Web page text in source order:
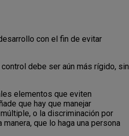
con el fin de evitar
debe ser aún más rígido, sin
elementos que eviten
que hay que manejar
o la discriminación por
que lo haga una persona